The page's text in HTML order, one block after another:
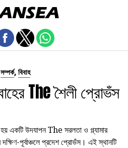
সম্পর্ক, বিবাহ
The শৈলী প্রোভঁস
একটি উদযাপন The সরলতা ও গ্ল্যামার
পূর্বাঞ্চলে প্রদেশ প্রোভঁস। এই স্থানটি